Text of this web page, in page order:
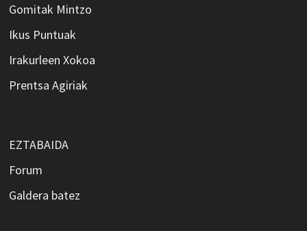
Gomitak Mintzo
Ikus Puntuak
Irakurleen Xokoa
Prentsa Agiriak
EZTABAIDA
Forum
Galdera batez